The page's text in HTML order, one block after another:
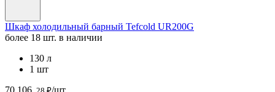
Шкаф холодильный барный Tefcold UR200G
более 18 шт. в наличии
130 л
1 шт
70 106
/шт